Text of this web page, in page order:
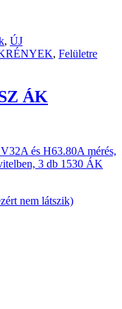
, ÚJ
, Felületre
ÁK
és H63.80A mérés,
3 db 1530 ÁK
nem látszik)